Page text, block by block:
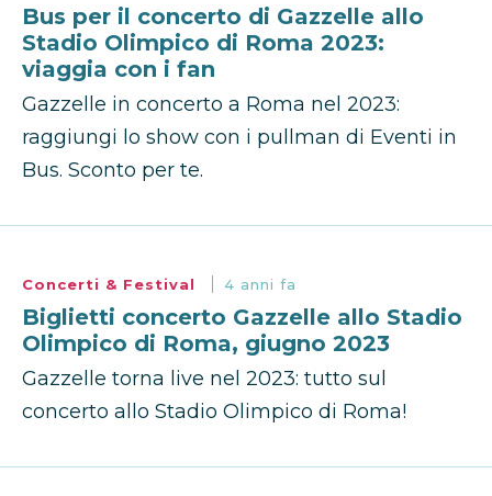
Bus per il concerto di Gazzelle allo
Stadio Olimpico di Roma 2023:
viaggia con i fan
Gazzelle in concerto a Roma nel 2023:
raggiungi lo show con i pullman di Eventi in
Bus. Sconto per te.
Concerti & Festival 4 anni fa
Biglietti concerto Gazzelle allo Stadio
Olimpico di Roma, giugno 2023
Gazzelle torna live nel 2023: tutto sul
concerto allo Stadio Olimpico di Roma!